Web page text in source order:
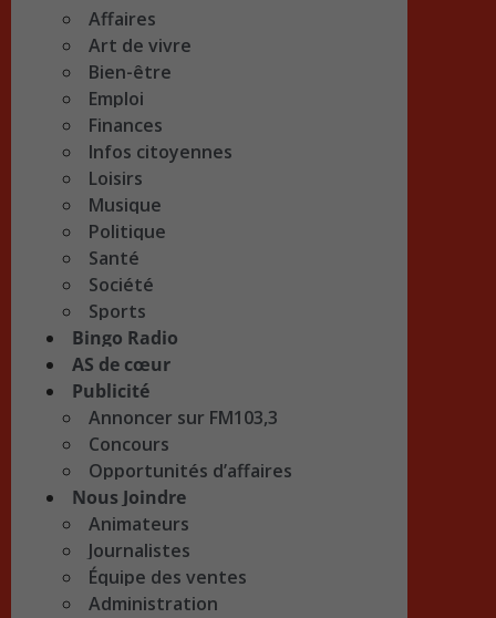
Affaires
Art de vivre
Bien-être
Emploi
Finances
Infos citoyennes
Loisirs
Musique
Politique
Santé
Société
Sports
Bingo Radio
AS de cœur
Publicité
Annoncer sur FM103,3
Concours
Opportunités d’affaires
Nous Joindre
Animateurs
Journalistes
Équipe des ventes
Administration